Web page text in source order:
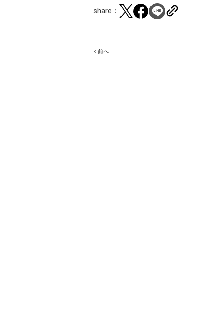
share：
Post
< 前へ